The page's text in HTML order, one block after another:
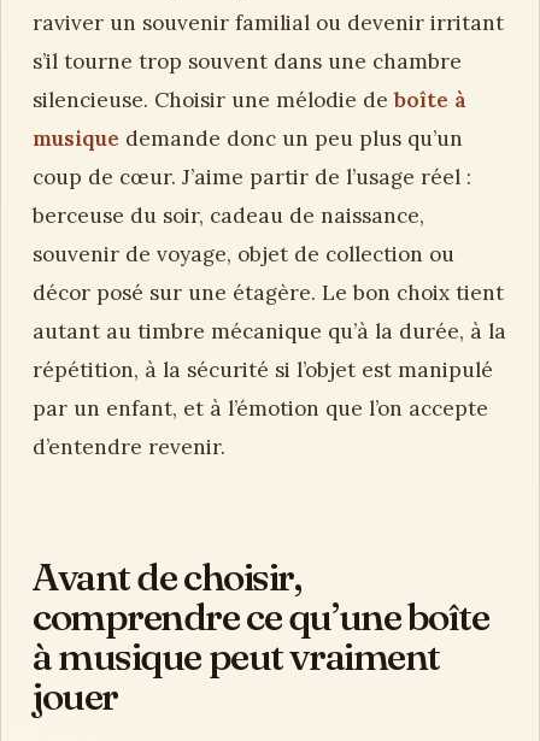
raviver un souvenir familial ou devenir irritant
s’il tourne trop souvent dans une chambre
silencieuse. Choisir une mélodie deboîte à
musique demande donc un peu plus qu’un
coup de cœur. J’aime partir de l’usage réel :
berceuse du soir, cadeau de naissance,
souvenir de voyage, objet de collection ou
décor posé sur une étagère. Le bon choix tient
autant au timbre mécanique qu’à la durée, à la
répétition, à la sécurité si l’objet est manipulé
par un enfant, et à l’émotion que l’on accepte
d’entendre revenir.
Avant de choisir,
comprendre ce qu’une boîte
à musique peut vraiment
jouer